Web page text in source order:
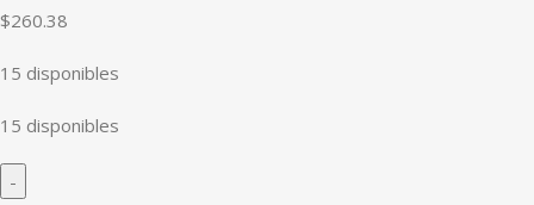
$260.38
15 disponibles
15 disponibles